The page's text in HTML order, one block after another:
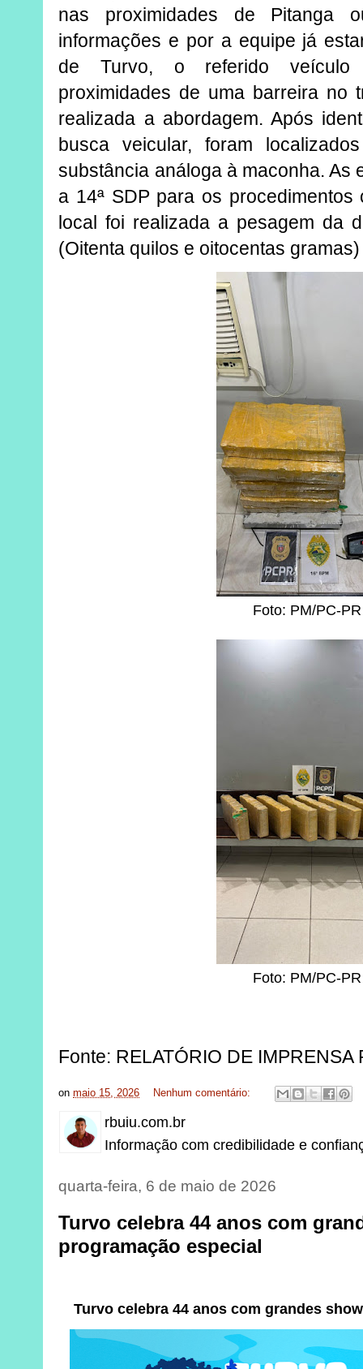
nas proximidades de Pitanga
informações e por a equipe já
de Turvo, o referido veículo
proximidades de uma barreira no
realizada a abordagem. Após
busca veicular, foram
substância análoga à maconha. As
a 14ª SDP para os
local foi realizada a pesagem da
(Oitenta quilos e oitocentas
Foto: PM/PC-PR
Foto: PM/PC-PR
Fonte: RELATÓRIO DE IMPRENSA
onmaio 15, 2026 Nenhum comentário:
rbuiu.com.br
Informação com credibilidade e
quarta-feira, 6 de maio de 2026
Turvo celebra 44 anos com
programação especial
Turvo celebra 44 anos com grandes